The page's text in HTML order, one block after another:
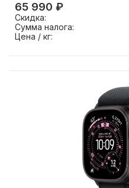
65 990 ₽
Скидка:
Сумма налога:
Цена / кг: